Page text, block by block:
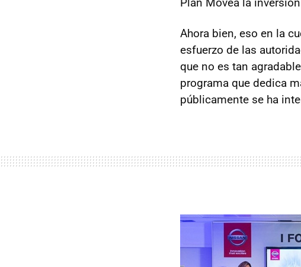
Ahora bien, eso en la
esfuerzo de las
que no es tan
programa que dedica
públicamente se ha